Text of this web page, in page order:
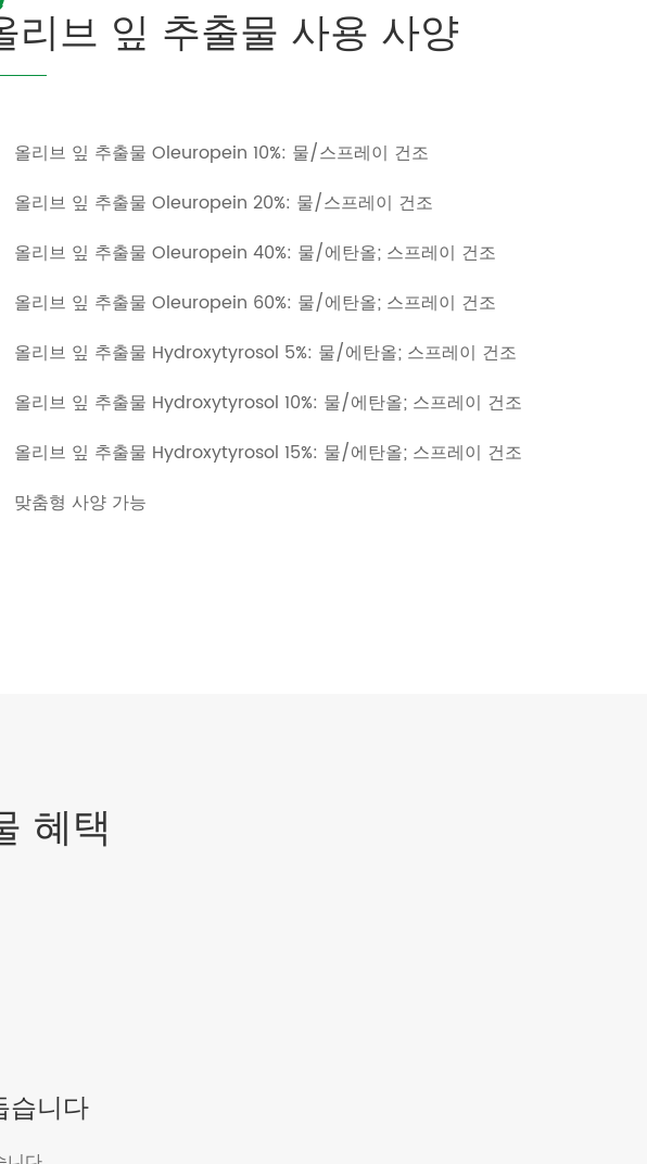
리브 잎 추출물 사용 사양
올리브 잎 추출물 Oleuropein 10%: 물/스프레이 건조
올리브 잎 추출물 Oleuropein 20%: 물/스프레이 건조
올리브 잎 추출물 Oleuropein 40%: 물/에탄올; 스프레이 건조
올리브 잎 추출물 Oleuropein 60%: 물/에탄올; 스프레이 건조
올리브 잎 추출물 Hydroxytyrosol 5%: 물/에탄올; 스프레이 건조
올리브 잎 추출물 Hydroxytyrosol 10%: 물/에탄올; 스프레이 건조
올리브 잎 추출물 Hydroxytyrosol 15%: 물/에탄올; 스프레이 건조
맞춤형 사양 가능
혜택
습니다